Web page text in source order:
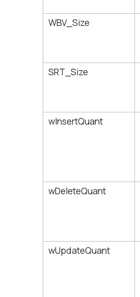
WBV_Size
SRT_Size
wInsertQuant
wDeleteQuant
wUpdateQuant